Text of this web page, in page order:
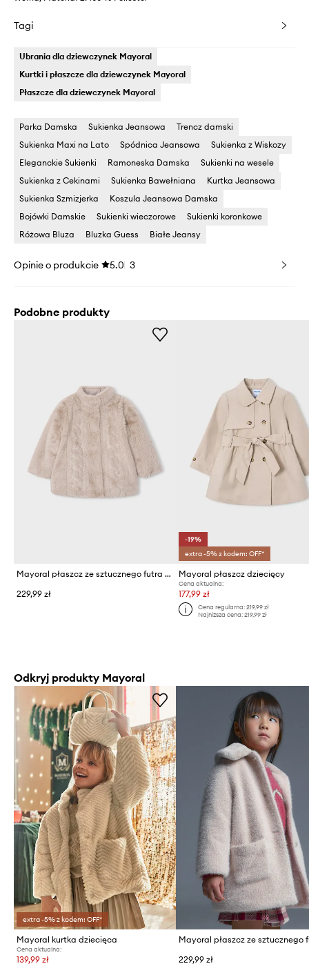
Tagi
Ubrania dla dziewczynek Mayoral
Kurtki i płaszcze dla dziewczynek Mayoral
Płaszcze dla dziewczynek Mayoral
Parka Damska Sukienka Jeansowa
Trencz damski
Sukienka Maxi na Lato
Spódnica Jeansowa
Sukienka z Wiskozy
Eleganckie Sukienki
Ramoneska Damska
Sukienki na wesele
Sukienka z Cekinami
Sukienka Bawełniana
Kurtka Jeansowa
Sukienka Szmizjerka
Koszula Jeansowa Damska
Bojówki Damskie
Sukienki wieczorowe
Sukienki koronkowe
Różowa Bluza
Bluzka Guess Białe Jeansy
Opinie o produkcie 5.0 3
Podobne produkty
Mayoral płaszcz ze sztucznego futra dziecięcy
229,99 zł
-19%
extra -5% z kodem: OFF*
Mayoral płaszcz dziecięcy
Cena aktualna:
177,99 zł
Cena regularna: 219,99 zł
Najniższa cena: 219,99 zł
Odkryj produkty Mayoral
extra -5% z kodem: OFF*
Mayoral kurtka dziecięca
Cena aktualna:
139,99 zł 229,99 zł